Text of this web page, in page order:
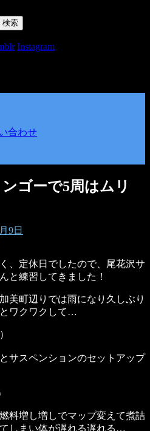
Instagram
合わせ
ゴーで5周はムリ
9日
、定休日でしたので、尾花沢サ
と練習してきました！
美町辺りでは雨になり久しぶり
ワクワクして…
サスペンションのセットアップ
料増し増しでマップ変えて煮詰
しまい体が遅れる遅れる…